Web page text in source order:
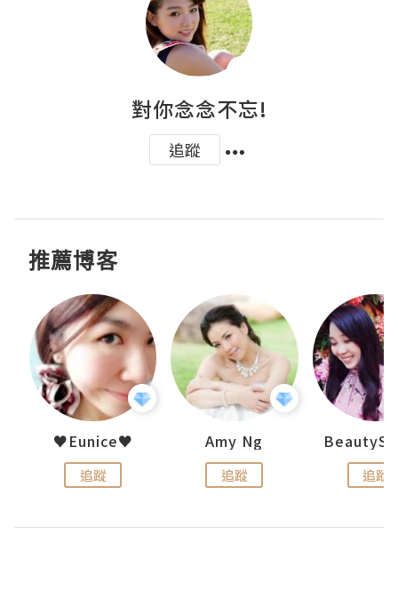
對你念念不忘!
追蹤
推薦博客
♥Eunice♥
追蹤
Amy Ng
追蹤 追蹤